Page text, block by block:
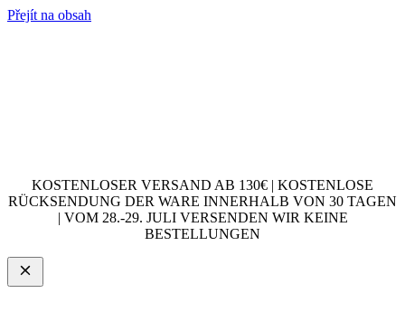
Přejít na obsah
KOSTENLOSER VERSAND AB 130€ | KOSTENLOSE
RÜCKSENDUNG DER WARE INNERHALB VON 30 TAGEN
| VOM 28.-29. JULI VERSENDEN WIR KEINE
BESTELLUNGEN